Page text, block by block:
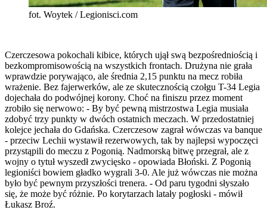
fot. Woytek / Legionisci.com
Czerczesowa pokochali kibice, których ujął swą bezpośredniością i
bezkompromisowością na wszystkich frontach. Drużyna nie grała
wprawdzie porywająco, ale średnia 2,15 punktu na mecz robiła
wrażenie. Bez fajerwerków, ale ze skutecznością czołgu T-34 Legia
dojechała do podwójnej korony. Choć na finiszu przez moment
zrobiło się nerwowo: - By być pewną mistrzostwa Legia musiała
zdobyć trzy punkty w dwóch ostatnich meczach. W przedostatniej
kolejce jechała do Gdańska. Czerczesow zagrał wówczas va banque
- przeciw Lechii wystawił rezerwowych, tak by najlepsi wypoczęci
przystąpili do meczu z Pogonią. Nadmorską bitwę przegrał, ale z
wojny o tytuł wyszedł zwycięsko - opowiada Błoński. Z Pogonią
legioniści bowiem gładko wygrali 3-0. Ale już wówczas nie można
było być pewnym przyszłości trenera. - Od paru tygodni słyszało
się, że może być różnie. Po korytarzach latały pogłoski - mówił
Łukasz Broź.